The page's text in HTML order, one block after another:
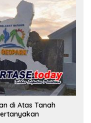
di Atas Tanah